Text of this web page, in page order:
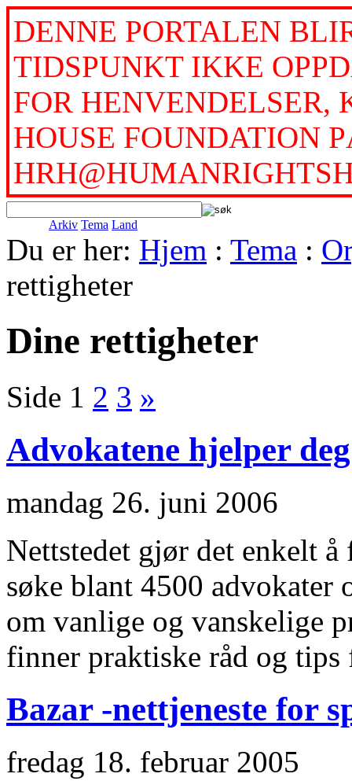
DENNE PORTALEN
TIDSPUNKT IKKE
FOR HENVENDELSER,
HOUSE FOUNDATION
Arkiv Tema Land
Du er her: Hjem : Tema :
rettigheter
Dine rettigheter
Side 1 2 3 »
Advokatene hjelper deg
mandag 26. juni 2006
Nettstedet gjør det enkelt
søke blant 4500 advokater
om vanlige og vanskelige
finner praktiske råd og
Bazar -nettjeneste for
fredag 18. februar 2005